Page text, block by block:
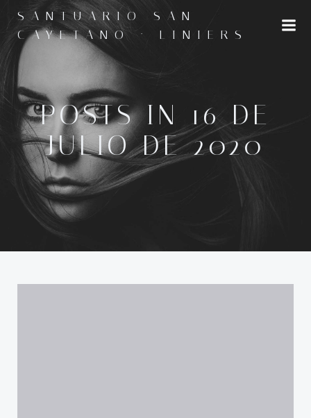
al
contenido
SANTUARIO SAN
CAYETANO · LINIERS
POSTS IN 16 DE
JULIO DE 2020